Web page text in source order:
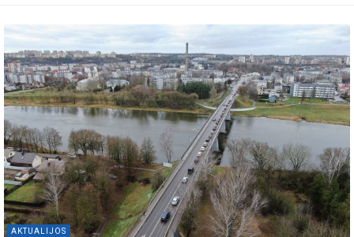
AKTUALIJOS